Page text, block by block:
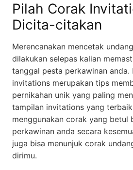
Pilah Corak
Dicita-citakan
Merencanakan mencetak
dilakukan selepas kalian
tanggal pesta perkawinan anda.
invitations merupakan tips
pernikahan unik yang paling
tampilan invitations yang
menggunakan corak yang betul
perkawinan anda secara
juga bisa menunjuk corak
dirimu.